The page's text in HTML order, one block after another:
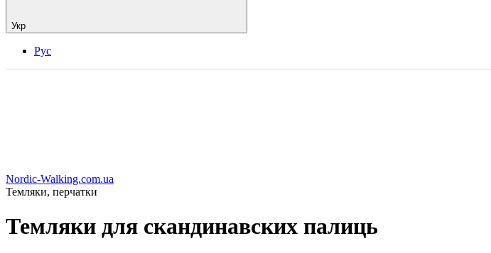
Укр
Рус
Nordic-Walking.com.ua
Темляки, перчатки
Темляки для скандинавских палиць